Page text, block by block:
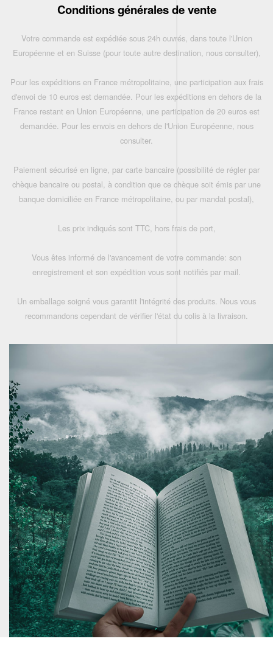
Conditions générales de vente
Votre commande est expédiée sous 24h ouvrés, dans toute l'Union
Européenne et en Suisse (pour toute autre destination, nous consulter),
Pour les expéditions en France métropolitaine, une participation aux frais
d'envoi de 10 euros est demandée. Pour les expéditions en dehors de la
France restant en Union Européenne, une participation de 20 euros est
demandée. Pour les envois en dehors de l'Union Européenne, nous
consulter.
Paiement sécurisé en ligne, par carte bancaire (possibilité de régler par
chèque bancaire ou postal, à condition que ce chèque soit émis par une
banque domiciliée en France métropolitaine, ou par mandat postal),
Les prix indiqués sont TTC, hors frais de port,
Vous êtes informé de l'avancement de votre commande: son
enregistrement et son expédition vous sont notifiés par mail.
Un emballage soigné vous garantit l'intégrité des produits. Nous vous
recommandons cependant de vérifier l'état du colis à la livraison.